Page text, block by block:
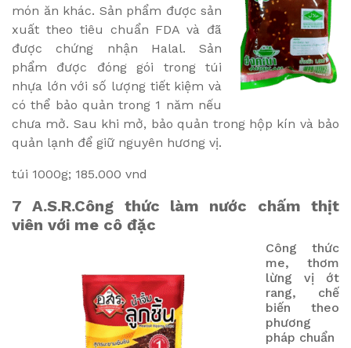
món ăn khác. Sản phẩm được sản
xuất theo tiêu chuẩn FDA và đã
được chứng nhận Halal. Sản
phẩm được đóng gói trong túi
nhựa lớn với số lượng tiết kiệm và
có thể bảo quản trong 1 năm nếu
chưa mở. Sau khi mở, bảo quản trong hộp kín và bảo
quản lạnh để giữ nguyên hương vị.
túi 1000g; 185.000 vnd
7A.S.R.Công thức làm nước chấm thịt
viên với me cô đặc
Công thức
me, thơm
lừng vị ớt
rang, chế
biến theo
phương
pháp chuẩn